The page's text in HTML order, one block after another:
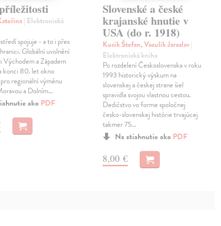
| Elektronická
spojuje - a to i přes
Globální uvolnění
Východem a Západem
konci 80. let okno
regionální výměnu
a Dolním…
ako PDF
Slovenské a české
krajanské hnutie v
USA (do r. 1918)
Kucík Štefan, Vaculík Jaroslav|
Elektronická kniha
Po rozdelení Československa v roku
1993 historický výskum na
slovenskej a českej strane šiel
spravidla svojou vlastnou cestou.
Dedičstvo vo forme spoločnej
česko-slovenskej histórie trvajúcej
takmer 75…
Na stiahnutie ako PDF
8,00 €